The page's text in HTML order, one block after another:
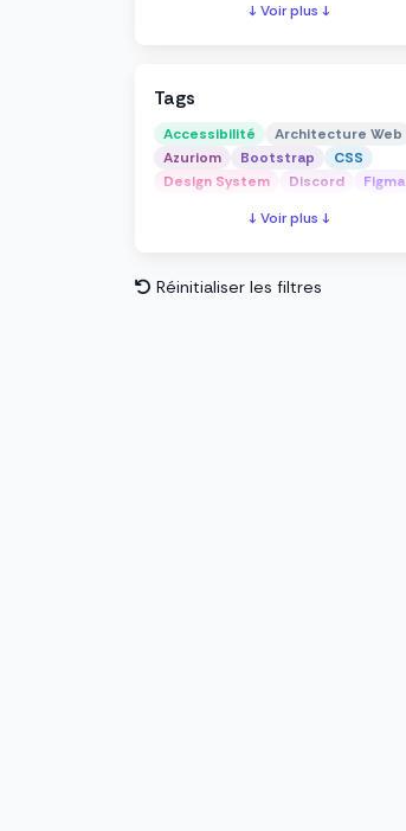
↓ Voir plus ↓
Tags
Accessibilité
Architecture Web
Azuriom
Bootstrap
CSS
Design System
Discord
Figma
↓ Voir plus ↓
Réinitialiser les filtres